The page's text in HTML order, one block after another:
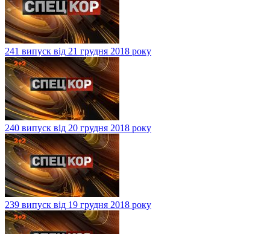
241 випуск від 21 грудня 2018 року
240 випуск від 20 грудня 2018 року
239 випуск від 19 грудня 2018 року